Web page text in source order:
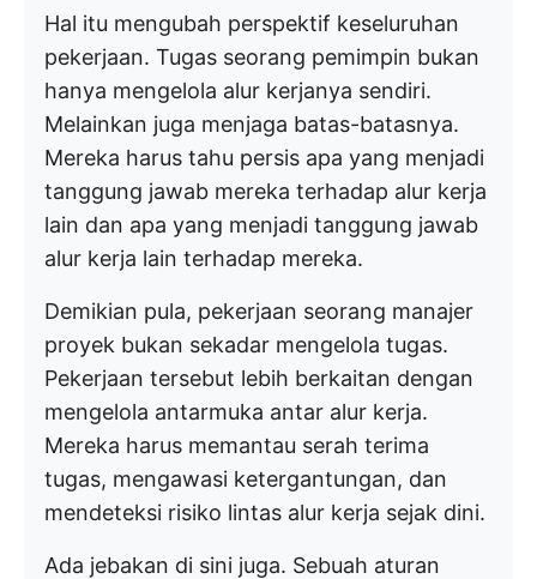
Hal itu mengubah perspektif keseluruhan
pekerjaan. Tugas seorang pemimpin bukan
hanya mengelola alur kerjanya sendiri.
Melainkan juga menjaga batas-batasnya.
Mereka harus tahu persis apa yang menjadi
tanggung jawab mereka terhadap alur kerja
lain dan apa yang menjadi tanggung jawab
alur kerja lain terhadap mereka.
Demikian pula, pekerjaan seorang manajer
proyek bukan sekadar mengelola tugas.
Pekerjaan tersebut lebih berkaitan dengan
mengelola antarmuka antar alur kerja.
Mereka harus memantau serah terima
tugas, mengawasi ketergantungan, dan
mendeteksi risiko lintas alur kerja sejak dini.
Ada jebakan di sini juga. Sebuah aturan